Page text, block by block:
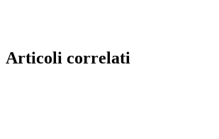
Articoli correlati